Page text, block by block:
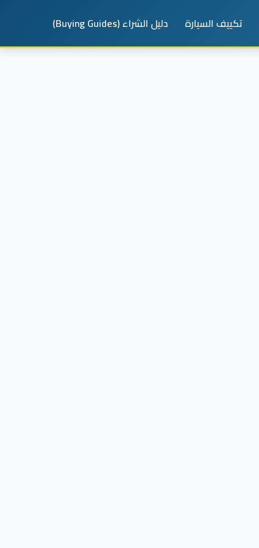
تكييف السيارة دليل الشراء (Buying Guides)